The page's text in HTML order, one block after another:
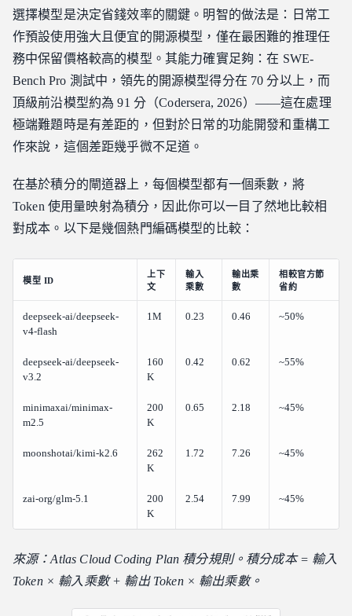
選擇模型是決定省錢效率的關鍵。明智的做法是：日常工
作預設使用強大且便宜的開源模型，僅在最困難的推理任
務中保留價格較高的模型。其能力確實足夠：在 SWE-
Bench Pro 測試中，領先的開源模型得分在 70 分以上，而
頂級前沿模型約為 91 分（Codersera, 2026）——這在處理
極端難題時是有差距的，但對於日常的功能開發和重構工
作來說，這個差距幾乎微不足道。
在基於積分的閘道器上，每個模型都有一個乘數，將
Token 使用量映射為積分，因此你可以一目了然地比較相
對成本。以下是幾個熱門編碼模型的比較：
模型 ID
上下
文
輸入
乘數
輸出乘
數
相較官方節
省約
deepseek-ai/deepseek-
v4-flash
1M 0.23 0.46 ~50%
deepseek-ai/deepseek-
v3.2
160
K
0.42 0.62 ~55%
minimaxai/minimax-
m2.5
200
K
0.65 2.18 ~45%
moonshotai/kimi-k2.6
262
K
1.72 7.26 ~45%
zai-org/glm-5.1
200
K
2.54 7.99 ~45%
來源：Atlas Cloud Coding Plan 積分規則。積分成本 = 輸入
Token × 輸入乘數 + 輸出 Token × 輸出乘數。